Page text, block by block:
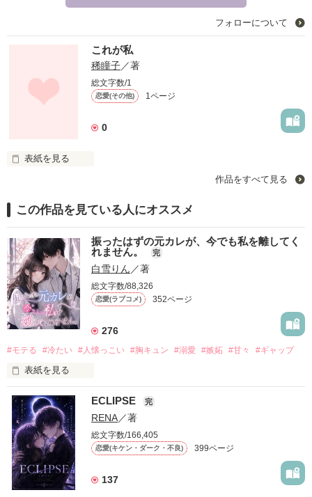
フォローについて
これが私
稀瞳子／著
総文字数/1
恋愛(その他) 1ページ
0
表紙を見る
作品を読む
作品をすべて見る
この作品を見ている人にオススメ
振ったはずの元カレが、今でも私を離してく
れません。
完
白雪りん／著
総文字数/88,326
恋愛(ラブコメ) 352ページ
276
#モテる #冷たい #人懐っこい #胸キュン #溺愛 #嫉妬 #甘々 #ギャップ
表紙を見る
「好きだったから、別れを選んだ。」
モテる人を好きになるのが怖かった。
だから私は、中学時代に大好きだった彼を自分から振った。
もう会うことはないと思っていたのに、
高校生になって再会した彼は、隣の学校で”王子様”と呼ばれる
人気者になっていた。
ECLIPSE 完
RENA／著
総文字数/166,405
恋愛(キケン・ダーク・不良) 399ページ
137